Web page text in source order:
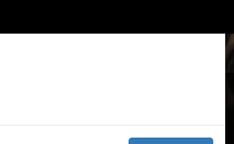
la 106ª Jornada Mundial del